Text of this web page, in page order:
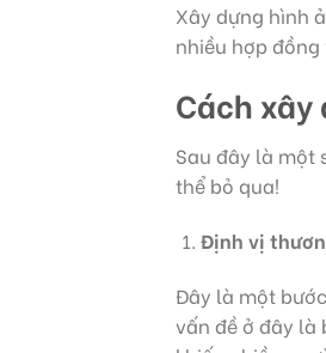
Xây dựng hình
nhiều hợp
Cách xây
Sau đây là một
thể bỏ qua!
Định vị
Đây là một
vấn đề ở đây là